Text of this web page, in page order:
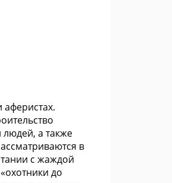
а также
в
с жаждой
до